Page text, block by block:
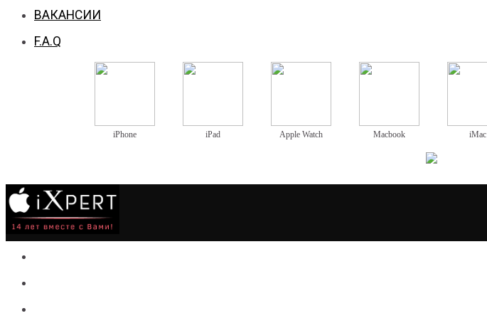
ВАКАНСИИ
F.A.Q
iPhone iPad Apple Watch Macbook iMac